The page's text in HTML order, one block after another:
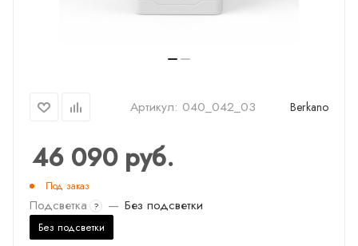
Артикул: 040_042_03 Berkano
46 090руб.
Под заказ
Подсветка ? — Без подсветки
Без подсветки